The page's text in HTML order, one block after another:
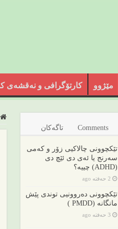
مێژوو کارتۆگرافی و نەقشەی
Comments تاگەکان
تێکچوونی چالاکیی زۆر و کەمی
سەرنج یا ئەی دی ئێچ دی
(ADHD) چییە؟
2 حەفتە ago
تێکچوونی دەروونیی توندی پێش
مانگانە (PMDD )
3 حەفتە ago